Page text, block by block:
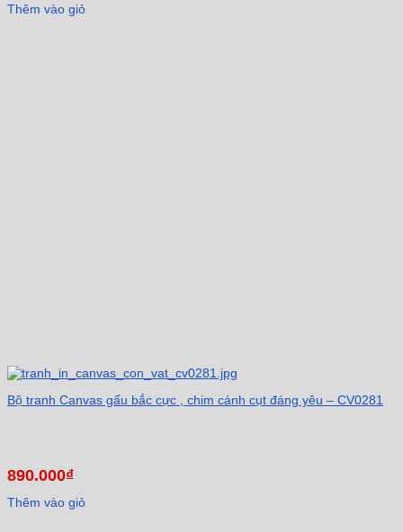
Thêm vào giỏ
Bộ tranh Canvas gấu bắc cực , chim cánh cụt đáng yêu – CV0281
890.000₫
Thêm vào giỏ